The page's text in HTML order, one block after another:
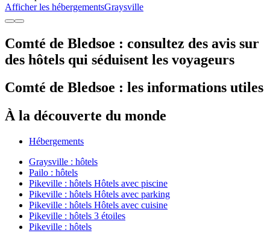
Afficher les hébergementsGraysville
Comté de Bledsoe : consultez des avis sur
des hôtels qui séduisent les voyageurs
Comté de Bledsoe : les informations utiles
À la découverte du monde
Hébergements
Graysville : hôtels
Pailo : hôtels
Pikeville : hôtels Hôtels avec piscine
Pikeville : hôtels Hôtels avec parking
Pikeville : hôtels Hôtels avec cuisine
Pikeville : hôtels 3 étoiles
Pikeville : hôtels